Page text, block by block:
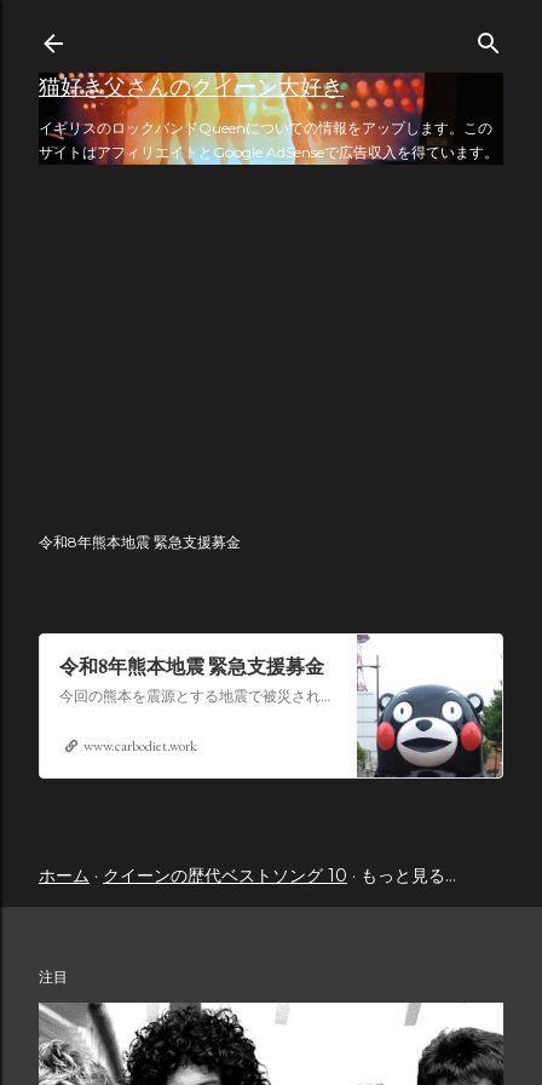
スキップしてメイン コンテンツに移動
猫好き父さんのクイーン大好き
イギリスのロックバンドQueenについての情報をアップします。この
サイトはアフィリエイトとGoogle AdSenseで広告収入を得ています。
令和8年熊本地震 緊急支援募金
令和8年熊本地震 緊急支援募金
今回の熊本を震源とする地震で被災された皆さままだまだ余震も続き大変な時間を過ごされていると思います。心よりお見舞い申し上げます
www.carbodiet.work
ホーム クイーンの歴代ベストソング 10 もっと見る…
注目